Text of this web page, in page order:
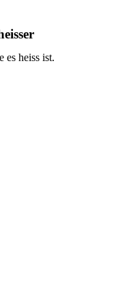
es heiss ist.